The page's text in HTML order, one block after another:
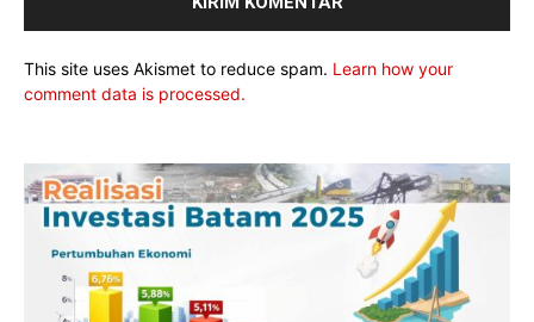
This site uses Akismet to reduce spam. Learn how your
comment data is processed.